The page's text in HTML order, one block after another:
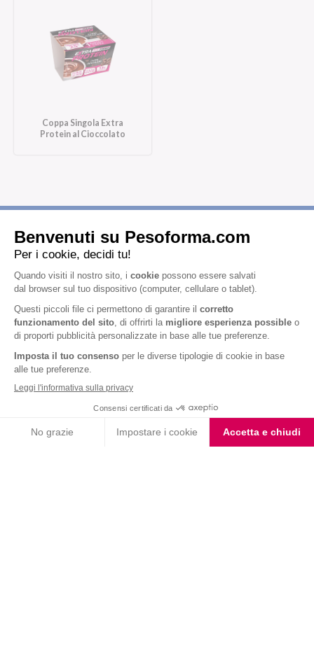
Coppa Singola Extra
Protein al Cioccolato
Iscriviti alla newsletter
informativa privacy
, acconsento all'iscrizione alla newsletter
periodica di Nutrition et Santé
Nutrition & Sante' Italia Spa